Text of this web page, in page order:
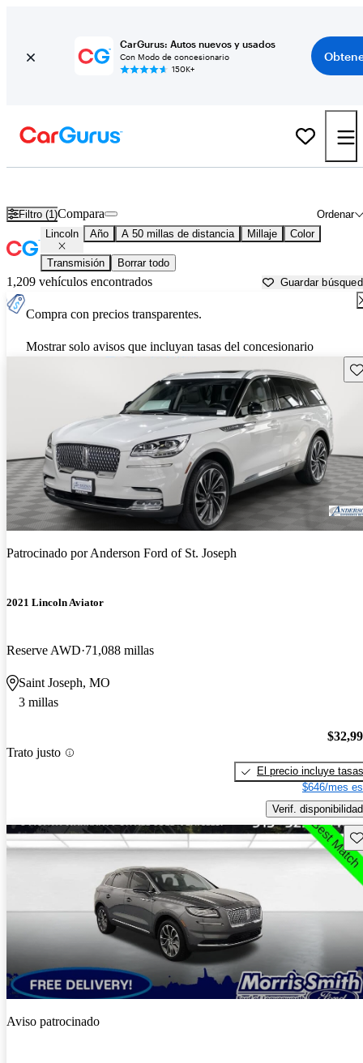
CarGurus: Autos nuevos y usados
Con Modo de concesionario
150K+
Filtro (1) Ordenar
Compara
Lincoln Año A 50 millas de distancia Millaje Color
Transmisión Borrar todo
1,209 vehículos encontrados Guardar
Compra con precios transparentes.
Mostrar solo avisos que incluyan tasas del concesionario
Patrocinado porAnderson Ford of St. Joseph
2021 Lincoln Aviator
Reserve AWD 71,088 millas
Saint Joseph, MO
3 millas
Trato justo
El precio incluye tasas
$646/mes
Verif. disponibilidad
Aviso patrocinado